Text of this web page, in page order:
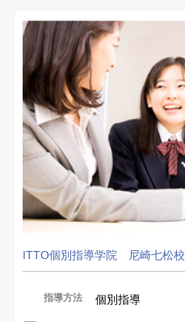
ITTO個別指導学院 尼崎七松校
指導方法 個別指導